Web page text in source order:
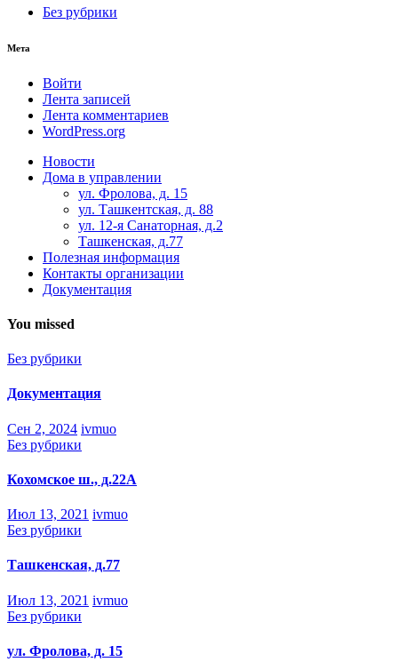
Без рубрики
Мета
Войти
Лента записей
Лента комментариев
WordPress.org
Новости
Дома в управлении
ул. Фролова, д. 15
ул. Ташкентская, д. 88
ул. 12-я Санаторная, д.2
Ташкенская, д.77
Полезная информация
Контакты организации
Документация
You missed
Без рубрики
Документация
Сен 2, 2024 ivmuo
Без рубрики
Кохомское ш., д.22А
Июл 13, 2021 ivmuo
Без рубрики
Ташкенская, д.77
Июл 13, 2021 ivmuo
Без рубрики
ул. Фролова, д. 15